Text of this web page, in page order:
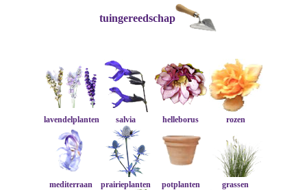
tuingereedschap
lavendelplanten salvia helleborus rozen
mediterraan prairieplanten potplanten grassen